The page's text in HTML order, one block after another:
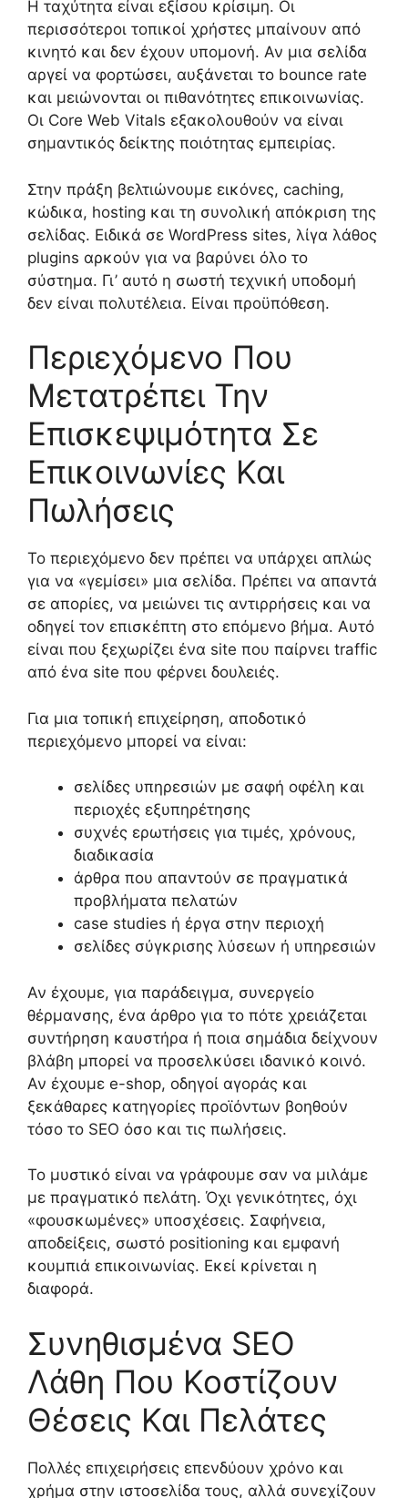
Η ταχύτητα είναι εξίσου κρίσιμη. Οι
περισσότεροι τοπικοί χρήστες μπαίνουν από
κινητό και δεν έχουν υπομονή. Αν μια σελίδα
αργεί να φορτώσει, αυξάνεται το bounce rate
και μειώνονται οι πιθανότητες επικοινωνίας.
Οι Core Web Vitals εξακολουθούν να είναι
σημαντικός δείκτης ποιότητας εμπειρίας.
Στην πράξη βελτιώνουμε εικόνες, caching,
κώδικα, hosting και τη συνολική απόκριση της
σελίδας. Ειδικά σε WordPress sites, λίγα λάθος
plugins αρκούν για να βαρύνει όλο το
σύστημα. Γι’ αυτό η σωστή τεχνική υποδομή
δεν είναι πολυτέλεια. Είναι προϋπόθεση.
Περιεχόμενο Που
Μετατρέπει Την
Επισκεψιμότητα Σε
Επικοινωνίες Και
Πωλήσεις
Το περιεχόμενο δεν πρέπει να υπάρχει απλώς
για να «γεμίσει» μια σελίδα. Πρέπει να απαντά
σε απορίες, να μειώνει τις αντιρρήσεις και να
οδηγεί τον επισκέπτη στο επόμενο βήμα. Αυτό
είναι που ξεχωρίζει ένα site που παίρνει traffic
από ένα site που φέρνει δουλειές.
Για μια τοπική επιχείρηση, αποδοτικό
περιεχόμενο μπορεί να είναι:
σελίδες υπηρεσιών με σαφή οφέλη και
περιοχές εξυπηρέτησης
συχνές ερωτήσεις για τιμές, χρόνους,
διαδικασία
άρθρα που απαντούν σε πραγματικά
προβλήματα πελατών
case studies ή έργα στην περιοχή
σελίδες σύγκρισης λύσεων ή υπηρεσιών
Αν έχουμε, για παράδειγμα, συνεργείο
θέρμανσης, ένα άρθρο για το πότε χρειάζεται
συντήρηση καυστήρα ή ποια σημάδια δείχνουν
βλάβη μπορεί να προσελκύσει ιδανικό κοινό.
Αν έχουμε e-shop, οδηγοί αγοράς και
ξεκάθαρες κατηγορίες προϊόντων βοηθούν
τόσο το SEO όσο και τις πωλήσεις.
Το μυστικό είναι να γράφουμε σαν να μιλάμε
με πραγματικό πελάτη. Όχι γενικότητες, όχι
«φουσκωμένες» υποσχέσεις. Σαφήνεια,
αποδείξεις, σωστό positioning και εμφανή
κουμπιά επικοινωνίας. Εκεί κρίνεται η
διαφορά.
Συνηθισμένα SEO
Λάθη Που Κοστίζουν
Θέσεις Και Πελάτες
Πολλές επιχειρήσεις επενδύουν χρόνο και
χρήμα στην ιστοσελίδα τους, αλλά συνεχίζουν